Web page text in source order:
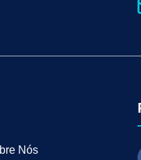
Marketing Digital para
B2B Inbound Marketing para
Industrial B2B Marketing
Nós